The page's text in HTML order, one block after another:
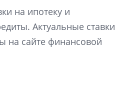
на ипотеку и
Актуальные ставки
на сайте финансовой